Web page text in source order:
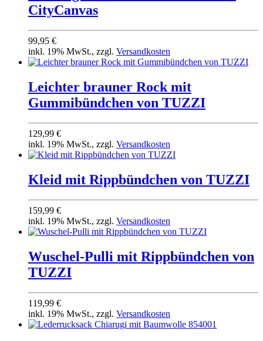
CityCanvas
99,95 €
inkl. 19% MwSt., zzgl. Versandkosten
Leichter brauner Rock mit
Gummibündchen von TUZZI
129,99 €
inkl. 19% MwSt., zzgl. Versandkosten
Kleid mit Rippbündchen von TUZZI
159,99 €
inkl. 19% MwSt., zzgl. Versandkosten
Wuschel-Pulli mit Rippbündchen von
TUZZI
119,99 €
inkl. 19% MwSt., zzgl. Versandkosten